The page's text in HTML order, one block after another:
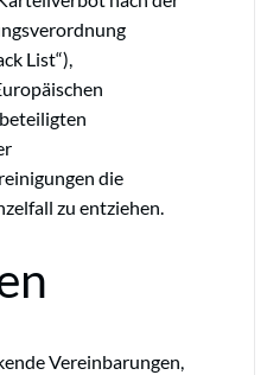
List“),
die
zu entziehen.
Vereinbarungen,